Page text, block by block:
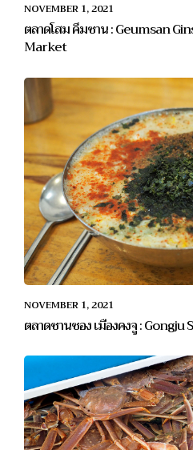
NOVEMBER 1, 2021
ตลาดโสม คึมซาน : Geumsan
Market
NOVEMBER 1, 2021
ตลาดซานซอง เมืองคงจู :